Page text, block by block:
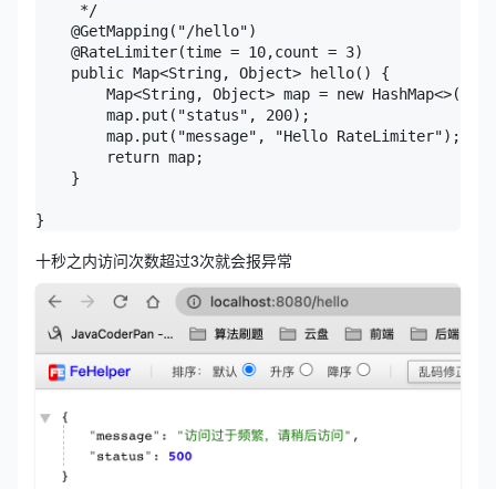
     */
    @GetMapping("/hello")
    @RateLimiter(time = 10,count = 3)
    public Map<String, Object> hello() {
        Map<String, Object> map = new HashMap<>();
        map.put("status", 200);
        map.put("message", "Hello RateLimiter");
        return map;
    }
}
十秒之内访问次数超过3次就会报异常